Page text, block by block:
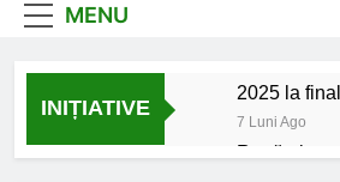
MENU
INIȚIATIVE
2025 la final
7 Luni Ago
Rugăminte